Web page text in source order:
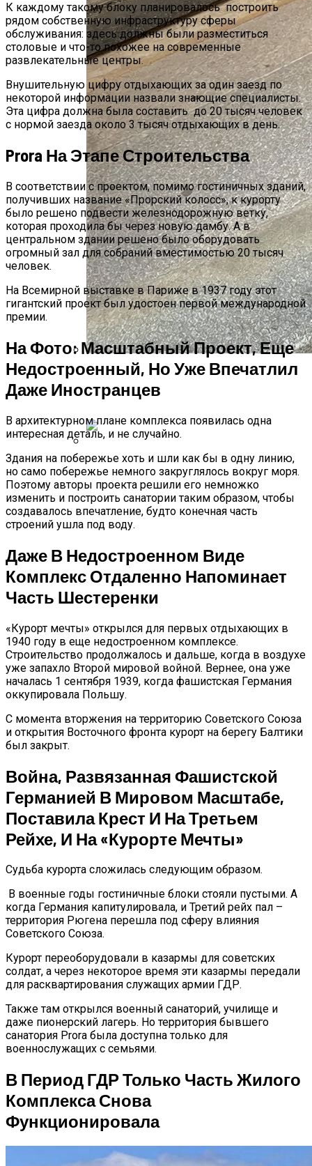
Женская Зимняя Обувь: 5 Стильных
Моделей, За Которыми
Выстраиваются В Очереди
Лунный Календарь Окрашивания
Волос На Октябрь 2025 Года
К каждому такому блоку планировалось построить
рядом собственную инфраструктуру сферы
обслуживания: здесь должны были разместиться
столовые и что-то похожее на современные
развлекательные центры.
Внушительную цифру отдыхающих за один заезд по
некоторой информации назвали знающие специалисты.
Эта цифра должна была составить до 20 тысяч человек
с нормой заезда около 3 тысяч отдыхающих в день.
Prora На Этапе Строительства
В соответствии с проектом, помимо гостиничных зданий,
получивших название «Прорский колосс», к курорту
было решено подвести железнодорожную ветку,
которая проходила бы через новую дамбу. А в
центральном здании решено было оборудовать
огромный зал для собраний вместимостью 20 тысяч
человек.
На Всемирной выставке в Париже в 1937 году этот
гигантский проект был удостоен первой международной
премии.
На Фото: Масштабный Проект, Еще
Недостроенный, Но Уже Впечатлил
Даже Иностранцев
В архитектурном плане комплекса появилась одна
интересная деталь, и не случайно.
Здания на побережье хоть и шли как бы в одну линию,
но само побережье немного закруглялось вокруг моря.
Поэтому авторы проекта решили его немножко
изменить и построить санатории таким образом, чтобы
создавалось впечатление, будто конечная часть
строений ушла под воду.
Даже В Недостроенном Виде
Комплекс Отдаленно Напоминает
Часть Шестеренки
«Курорт мечты» открылся для первых отдыхающих в
1940 году в еще недостроенном комплексе.
Строительство продолжалось и дальше, когда в воздухе
уже запахло Второй мировой войной. Вернее, она уже
началась 1 сентября 1939, когда фашистская Германия
оккупировала Польшу.
С момента вторжения на территорию Советского Союза
и открытия Восточного фронта курорт на берегу Балтики
был закрыт.
Война, Развязанная Фашистской
Германией В Мировом Масштабе,
Поставила Крест И На Третьем
Рейхе, И На «курорте Мечты»
Судьба курорта сложилась следующим образом.
В военные годы гостиничные блоки стояли пустыми. А
когда Германия капитулировала, и Третий рейх пал –
территория Рюгена перешла под сферу влияния
Советского Союза.
Курорт переоборудовали в казармы для советских
солдат, а через некоторое время эти казармы передали
для расквартирования служащих армии ГДР.
Также там открылся военный санаторий, училище и
даже пионерский лагерь. Но территория бывшего
санатория Prora была доступна только для
военнослужащих с семьями.
В Период ГДР Только Часть Жилого
Комплекса Снова
Функционировала